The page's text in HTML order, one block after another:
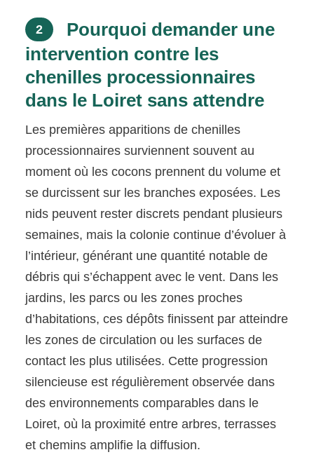
2
Pourquoi demander une
intervention contre les
chenilles processionnaires
dans le Loiret sans attendre
Les premières apparitions de chenilles
processionnaires surviennent souvent au
moment où les cocons prennent du volume et
se durcissent sur les branches exposées. Les
nids peuvent rester discrets pendant plusieurs
semaines, mais la colonie continue d’évoluer à
l’intérieur, générant une quantité notable de
débris qui s’échappent avec le vent. Dans les
jardins, les parcs ou les zones proches
d’habitations, ces dépôts finissent par atteindre
les zones de circulation ou les surfaces de
contact les plus utilisées. Cette progression
silencieuse est régulièrement observée dans
des environnements comparables dans le
Loiret, où la proximité entre arbres, terrasses
et chemins amplifie la diffusion.